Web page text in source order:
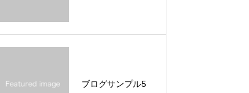
ブログサンプル5
お知らせサンプル2